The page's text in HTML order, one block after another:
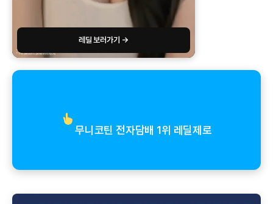
레딜 보러가기 →
무니코틴 전자담배 1위 레딜제로